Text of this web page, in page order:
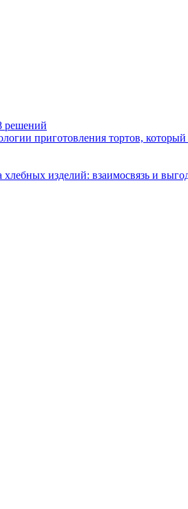
решений
приготовления тортов,
изделий: взаимосвязь и